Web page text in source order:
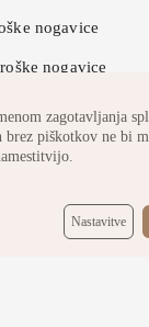
zagotavljanja
brez piškotkov ne bi
Nastavitve
nogavice
nogavice